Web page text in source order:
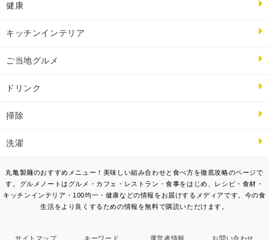
健康
キッチンインテリア
ご当地グルメ
ドリンク
掃除
洗濯
丸亀製麺のおすすめメニュー！美味しい組み合わせと食べ方を徹底攻略のページで
す。グルメノートはグルメ・カフェ・レストラン・食事をはじめ、レシピ・食材・
キッチンインテリア・100均一・健康などの情報をお届けするメディアです。今の食
生活をより良くするための情報を無料で購読いただけます。
サイトマップ キーワード 運営者情報 お問い合わせ